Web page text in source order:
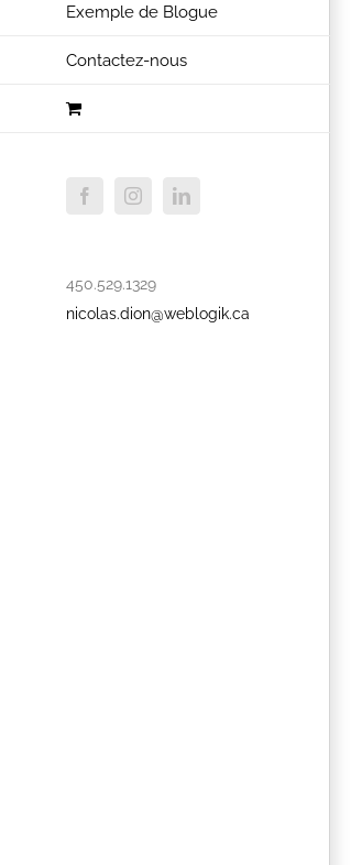
Exemple de Blogue
Contactez-nous
FacebookInstagramLinkedIn
450.529.1329
nicolas.dion@weblogik.ca